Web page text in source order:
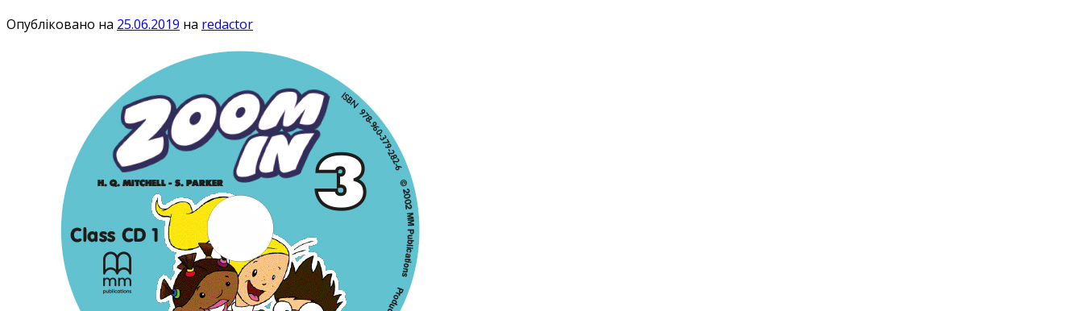
Опубліковано на 25.06.2019 на redactor